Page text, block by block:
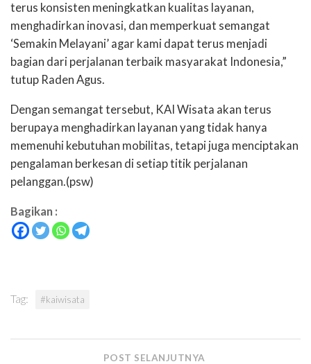
terus konsisten meningkatkan kualitas layanan,
menghadirkan inovasi, dan memperkuat semangat
‘Semakin Melayani’ agar kami dapat terus menjadi
bagian dari perjalanan terbaik masyarakat Indonesia,”
tutup Raden Agus.
Dengan semangat tersebut, KAI Wisata akan terus
berupaya menghadirkan layanan yang tidak hanya
memenuhi kebutuhan mobilitas, tetapi juga menciptakan
pengalaman berkesan di setiap titik perjalanan
pelanggan.(psw)
Bagikan :
Tag: #kaiwisata
POST SELANJUTNYA